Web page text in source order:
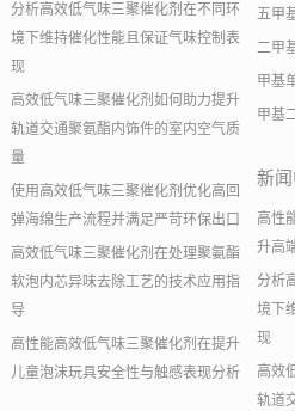
分析高效低气味三聚催化剂在不同环
境下维持催化性能且保证气味控制表
现
高效低气味三聚催化剂如何助力提升
轨道交通聚氨酯内饰件的室内空气质
量
使用高效低气味三聚催化剂优化高回
弹海绵生产流程并满足严苛环保出口
高效低气味三聚催化剂在处理聚氨酯
软泡内芯异味去除工艺的技术应用指
导
高性能高效低气味三聚催化剂在提升
儿童泡沫玩具安全性与触感表现分析
五甲
二甲
甲基
甲基
新
高性
升高
分析
境下
现
高效
轨道